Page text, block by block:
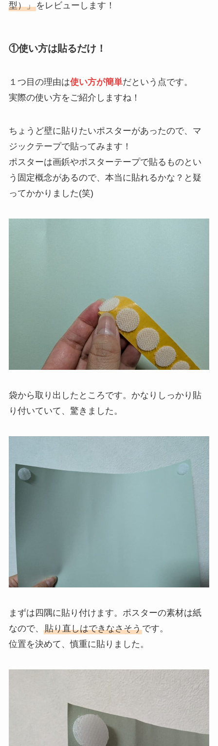
型）」をレビューします！
①使い方は貼るだけ！
１つ目の理由は使い方が簡単だという点です。
実際の使い方をご紹介しますね！
ちょうど壁に貼りたいポスターがあったので、マ
ジックテープで貼ってみます！
ポスターは画鋲やポスターテープで貼るものとい
う固定概念があるので、本当に貼れるかな？と疑
ってかかりました(笑)
袋から取り出したところです。かなりしっかり貼
り付いていて、驚きました。
まずは四隅に貼り付けます。ポスターの素材は紙
なので、 貼り直しはできなさそうです。
位置を決めて、慎重に貼りました。